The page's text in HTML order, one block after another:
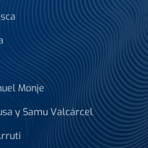
Monje
y Samu Valcárcel